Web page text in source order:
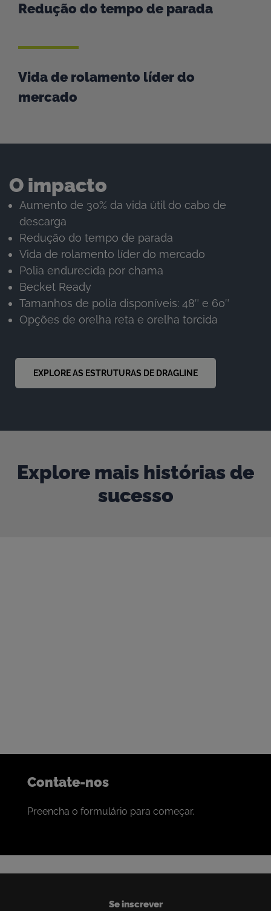
Redução do tempo de parada
Vida de rolamento líder do
mercado
O impacto
Aumento de 30% da vida útil do cabo de
descarga
Redução do tempo de parada
Vida de rolamento líder do mercado
Polia endurecida por chama
Becket Ready
Tamanhos de polia disponíveis: 48″ e 60″
Opções de orelha reta e orelha torcida
EXPLORE AS ESTRUTURAS DE DRAGLINE
Explore mais histórias de
sucesso
Contate-nos
Preencha o formulário para começar.
Se inscrever